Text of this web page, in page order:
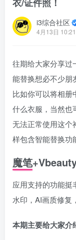
i3综合社区
4月13日
往期给大家分享过
能替换想必不少朋
比如你可以将相册
什么衣服，当然也
无法正常使用这个
样包含智能替换功
魔笔
应用支持的功能挺
水印，AI画质修复
本期主要给大家介